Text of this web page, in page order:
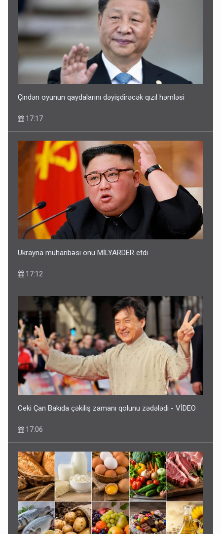
Çindən oyunun qaydalarını dəyişdirəcək qızıl həmləsi
17:17
Ukrayna müharibəsi onu MİLYARDER etdi
17:12
Ceki Çan Bakıda çəkiliş zamanı qolunu zədələdi - VİDEO
17:06